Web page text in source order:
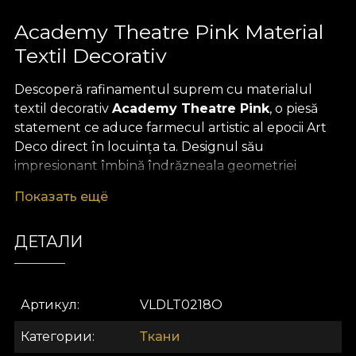
Academy Theatre Pink Material
Textil Decorativ
Descoperă rafinamentul suprem cu materialul
textil decorativ Academy Theatre Pink, o piesă
statement ce aduce farmecul artistic al epocii Art
Deco direct în locuința ta. Designul său
impresionant îmbină îndrăzneala geometriei
echilibru perfect între opulență și subtilitate.
accente sofisticate, transformă orice spațiu într-o
veritabilă scenă inspirată de atmosfera marilor
Versatilitatea acestui material textil premium
invită să explorezi noi dimensiuni ale creativității în
designul interior. Fie că îl utilizezi pentru draperii
Показать ещё
ДЕТАЛИ
Артикул VLDLT0218O
Категории Ткани